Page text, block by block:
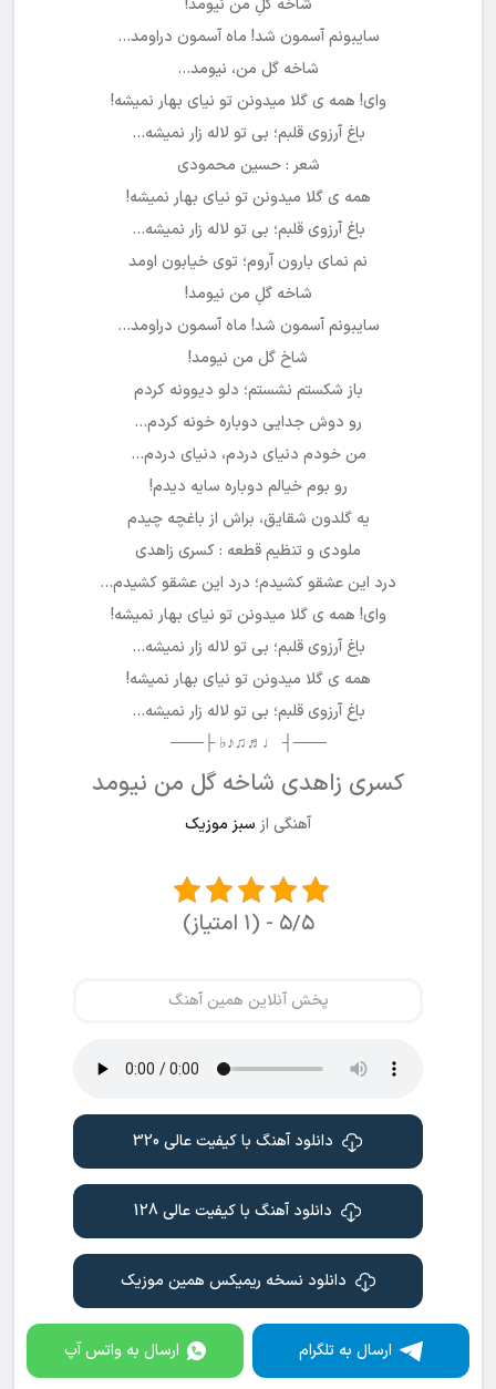
شاخه گلِ من نیومد!
سایبونم آسمون شد! ماه آسمون دراومد…
شاخه گل من، نیومد…
وای! همه ی گلا میدونن تو نیای بهار نمیشه!
باغ آرزوی قلبم؛ بی تو لاله زار نمیشه…
شعر : حسین محمودی
همه ی گلا میدونن تو نیای بهار نمیشه!
باغ آرزوی قلبم؛ بی تو لاله زار نمیشه…
نم نمای بارون آروم؛ توی خیابون اومد
شاخه گلِ من نیومد!
سایبونم آسمون شد! ماه آسمون دراومد…
شاخ گل من نیومد!
باز شکستم نشستم؛ دلو دیوونه کردم
رو دوش جدایی دوباره خونه کردم…
من خودم دنیای دردم، دنیای دردم…
رو بوم خیالم دوباره سایه دیدم!
یه گلدون شقایق، براش از باغچه چیدم
ملودی و تنظیم قطعه : کسری زاهدی
درد این عشقو کشیدم؛ درد این عشقو کشیدم…
وای! همه ی گلا میدونن تو نیای بهار نمیشه!
باغ آرزوی قلبم؛ بی تو لاله زار نمیشه…
همه ی گلا میدونن تو نیای بهار نمیشه!
باغ آرزوی قلبم؛ بی تو لاله زار نمیشه…
───┤ ♩♬♫♪♭ ├───
کسری زاهدی شاخه گل من نیومد
آهنگی از سبز موزیک
۵/۵ - (۱ امتیاز)
پخش آنلاین همین آهنگ
دانلود آهنگ با کیفیت عالی 320
دانلود آهنگ با کیفیت عالی 128
دانلود نسخه ریمیکس همین موزیک
ارسال به تلگرام ارسال به واتس آپ